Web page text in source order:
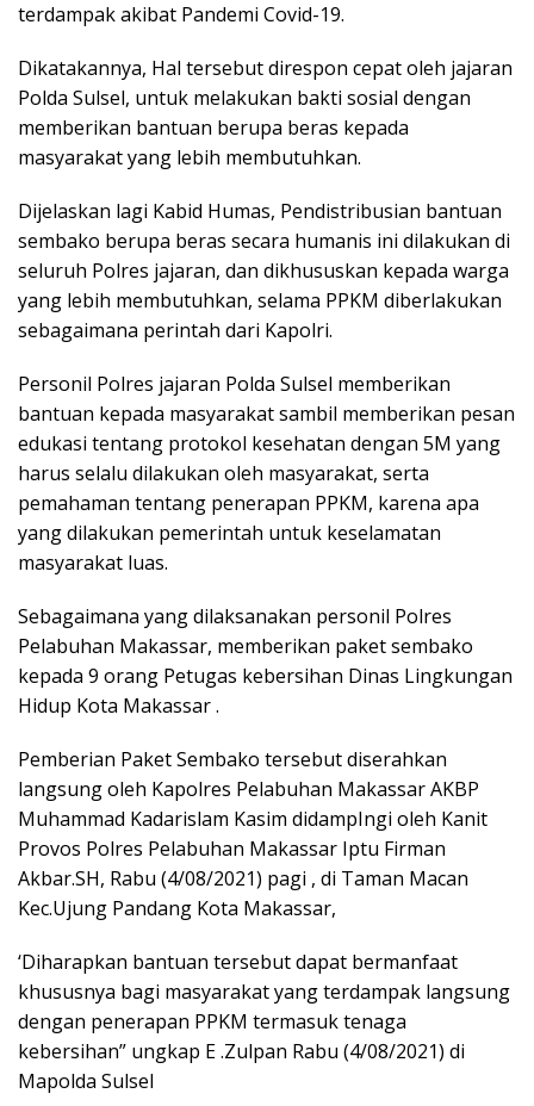
terdampak akibat Pandemi Covid-19.
Dikatakannya, Hal tersebut direspon cepat oleh jajaran
Polda Sulsel, untuk melakukan bakti sosial dengan
memberikan bantuan berupa beras kepada
masyarakat yang lebih membutuhkan.
Dijelaskan lagi Kabid Humas, Pendistribusian bantuan
sembako berupa beras secara humanis ini dilakukan di
seluruh Polres jajaran, dan dikhususkan kepada warga
yang lebih membutuhkan, selama PPKM diberlakukan
sebagaimana perintah dari Kapolri.
Personil Polres jajaran Polda Sulsel memberikan
bantuan kepada masyarakat sambil memberikan pesan
edukasi tentang protokol kesehatan dengan 5M yang
harus selalu dilakukan oleh masyarakat, serta
pemahaman tentang penerapan PPKM, karena apa
yang dilakukan pemerintah untuk keselamatan
masyarakat luas.
Sebagaimana yang dilaksanakan personil Polres
Pelabuhan Makassar, memberikan paket sembako
kepada 9 orang Petugas kebersihan Dinas Lingkungan
Hidup Kota Makassar .
Pemberian Paket Sembako tersebut diserahkan
langsung oleh Kapolres Pelabuhan Makassar AKBP
Muhammad Kadarislam Kasim didampIngi oleh Kanit
Provos Polres Pelabuhan Makassar Iptu Firman
Akbar.SH, Rabu (4/08/2021) pagi , di Taman Macan
Kec.Ujung Pandang Kota Makassar,
‘Diharapkan bantuan tersebut dapat bermanfaat
khususnya bagi masyarakat yang terdampak langsung
dengan penerapan PPKM termasuk tenaga
kebersihan” ungkap E .Zulpan Rabu (4/08/2021) di
Mapolda Sulsel